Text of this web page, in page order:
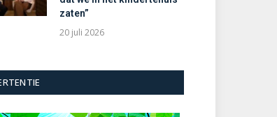
zaten”
20 juli 2026